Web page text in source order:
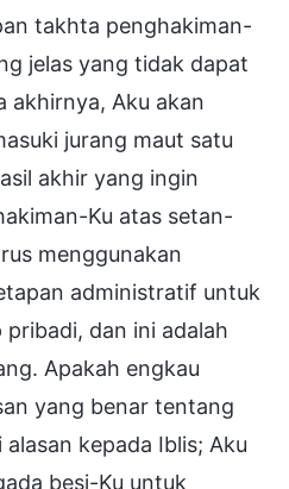
takhta penghakiman-
jelas yang tidak dapat
akhirnya, Aku akan
jurang maut satu
akhir yang ingin
Ku atas setan-
menggunakan
administratif untuk
dan ini adalah
Apakah engkau
yang benar tentang
kepada Iblis; Aku
besi-Ku untuk